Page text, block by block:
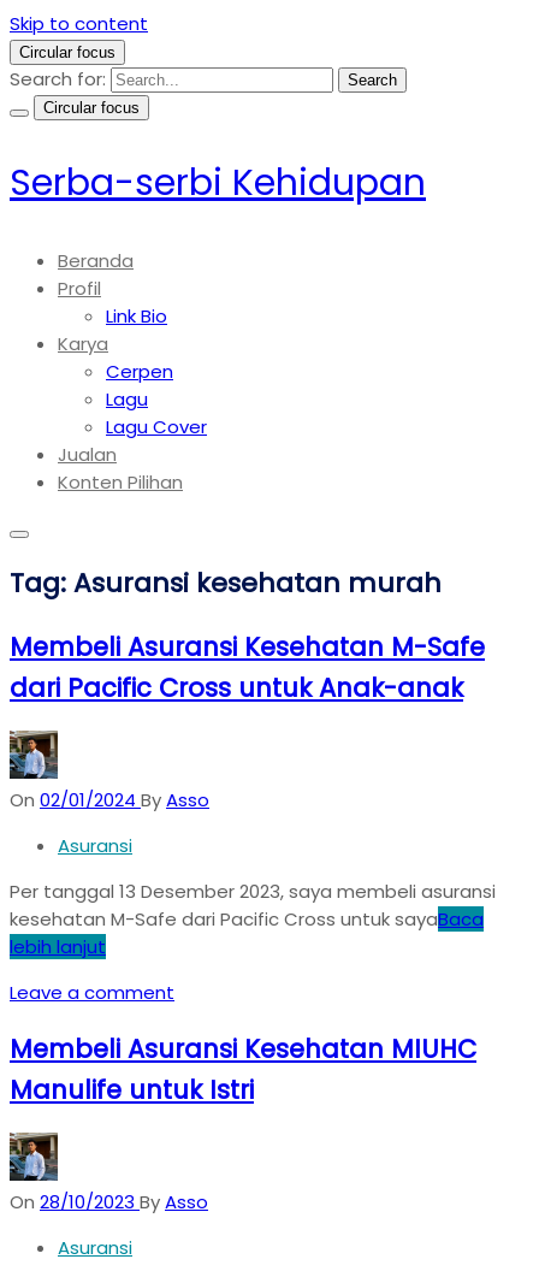
Skip to content
Circular focus
Search for:
Search
Circular focus
Serba-serbi Kehidupan
Beranda
Profil
Link Bio
Karya
Cerpen
Lagu
Lagu Cover
Jualan
Konten Pilihan
Tag:Asuransi kesehatan murah
Membeli Asuransi Kesehatan M-Safe
dari Pacific Cross untuk Anak-anak
On 02/01/2024 ByAsso
Asuransi
Per tanggal 13 Desember 2023, saya membeli asuransi
kesehatan M-Safe dari Pacific Cross untuk sayaBaca
lebih lanjut
Leave a comment
Membeli Asuransi Kesehatan MIUHC
Manulife untuk Istri
On 28/10/2023 ByAsso
Asuransi